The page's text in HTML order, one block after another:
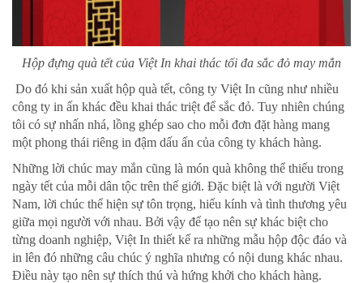
Hộp đựng quà tết của Việt In khai thác tối đa sắc đỏ may mắn
Do đó khi sản xuất hộp quà tết, công ty Việt In cũng như nhiều
công ty in ấn khác đều khai thác triệt để sắc đỏ. Tuy nhiên chúng
tôi có sự nhấn nhá, lồng ghép sao cho mỗi đơn đặt hàng mang
một phong thái riêng in đậm dấu ấn của công ty khách hàng.
Những lời chúc may mắn cũng là món quà không thể thiếu trong
ngày tết của mỗi dân tộc trên thế giới. Đặc biệt là với người Việt
Nam, lời chúc thể hiện sự tôn trọng, hiếu kính và tình thương yêu
giữa mọi người với nhau. Bởi vậy để tạo nên sự khác biệt cho
từng doanh nghiệp, Việt In thiết kế ra những mẫu hộp độc đáo và
in lên đó những câu chúc ý nghĩa nhưng có nội dung khác nhau.
Điều này tạo nên sự thích thú và hứng khởi cho khách hàng.